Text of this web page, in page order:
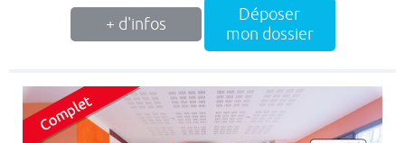
+ d'infos
Déposer
mon dossier